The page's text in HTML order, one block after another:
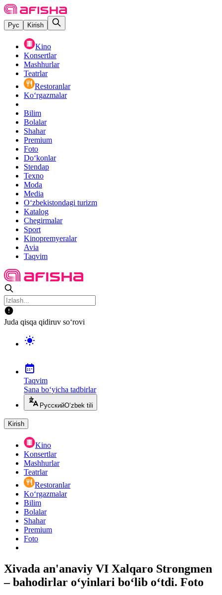
Рус Kirish
Kino
Konsertlar
Mashhurlar
Teatrlar
Restoranlar
Ko‘rgazmalar
Bilim
Bolalar
Shahar
Premium
Foto
Do‘konlar
Stendap
Texno
Moda
Media
O‘zbekistondagi turizm
Katalog
Chegirmalar
Sport
Kinopremyeralar
Avia
Taqvim
Juda qisqa qidiruv so‘rovi
Taqvim
Sana bo‘yicha tadbirlar
РусскийO‘zbek tili
Kirish
Kino
Konsertlar
Mashhurlar
Teatrlar
Restoranlar
Ko‘rgazmalar
Bilim
Bolalar
Shahar
Premium
Foto
Xivada an'anaviy VI Xalqaro Strongmen
– bahodirlar o‘yinlari boʻlib oʻtdi. Foto